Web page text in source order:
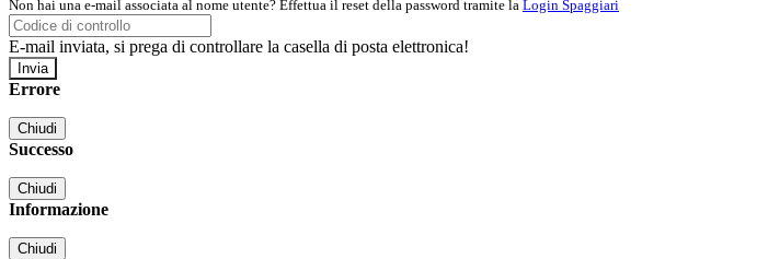
Non hai una e-mail associata al nome utente? Effettua il reset della password tramite la Login Spaggiari
E-mail inviata, si prega di controllare la casella di posta elettronica!
Errore
Chiudi
Successo
Chiudi
Informazione
Chiudi